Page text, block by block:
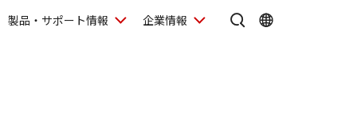
製品・サポート情報 企業情報